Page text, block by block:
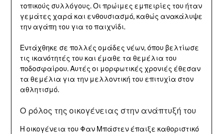
τοπικούς συλλόγους. Οι πρώιμες εμπειρίες του ήταν
γεμάτες χαρά και ενθουσιασμό, καθώς ανακάλυψε
την αγάπη του για το παιχνίδι.
Εντάχθηκε σε πολλές ομάδες νέων, όπου βελτίωσε
τις ικανότητές του και έμαθε τα θεμέλια του
ποδοσφαίρου. Αυτές οι μορφωτικές χρονιές έθεσαν
τα θεμέλια για την μελλοντική του επιτυχία στον
αθλητισμό.
Ο ρόλος της οικογένειας στην ανάπτυξή του
Η οικογένεια του Φαν Μπάστεν έπαιξε καθοριστικό